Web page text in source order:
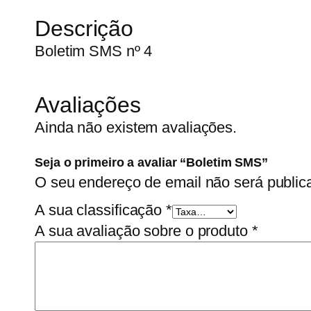
Descrição
Boletim SMS nº 4
Avaliações
Ainda não existem avaliações.
Seja o primeiro a avaliar “Boletim SMS”
O seu endereço de email não será
A sua classificação *
A sua avaliação sobre o produto *